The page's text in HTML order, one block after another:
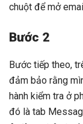
chuột để mở
Bước 2
Bước tiếp theo,
đảm bảo rằng
hành kiểm tra ở
đó là tab